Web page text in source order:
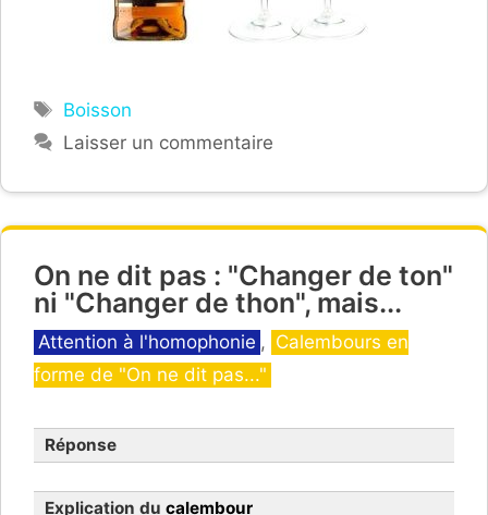
Étiquettes
Boisson
Laisser un commentaire
On ne dit pas : "Changer de ton"
ni "Changer de thon", mais...
Catégories
Attention à l'homophonie , Calembours en
forme de "On ne dit pas..."
Réponse
Explication du calembour